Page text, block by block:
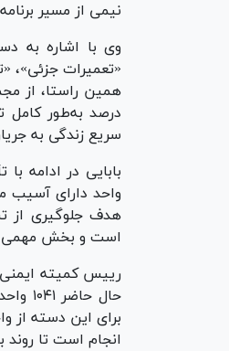
نیمی از مسیر
وی با اشاره به
«تعمیرات جزئی»،
درصد به‌طور کامل
سریع زندگی به
واحد دارای آسیب
هدف جلوگیری از
است و بخش مهمی
رییس کمیته
برای این دسته از
انجام است تا روند